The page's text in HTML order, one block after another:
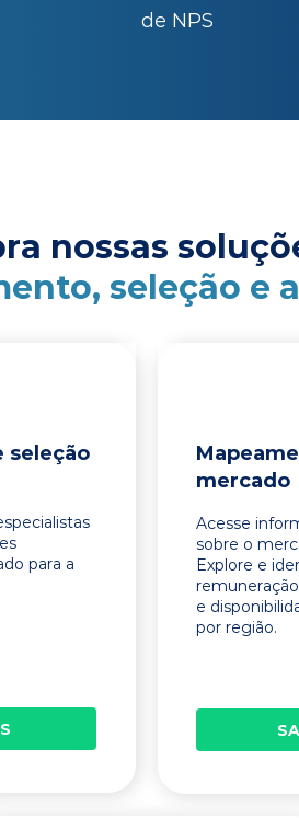
de NPS
nossas
seleção e
seleção
para a
mercado
Acesse
sobre o
Explore e
e
por região.